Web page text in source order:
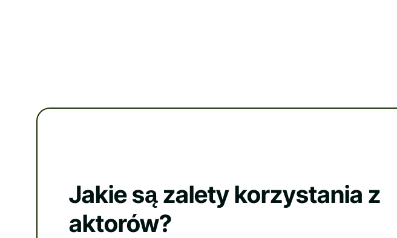
Jakie są zalety korzystania z
aktorów?